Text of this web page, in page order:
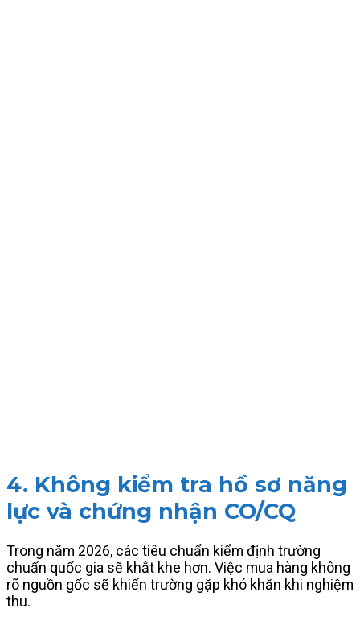
4. Không kiểm tra hồ sơ năng
lực và chứng nhận CO/CQ
Trong năm 2026, các tiêu chuẩn kiểm định trường
chuẩn quốc gia sẽ khắt khe hơn. Việc mua hàng không
rõ nguồn gốc sẽ khiến trường gặp khó khăn khi nghiệm
thu.